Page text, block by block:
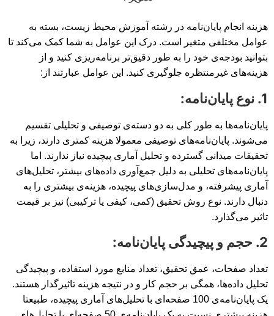
هزینه انجام پایان‌نامه در رشته آموزش محیط زیست، بسته به
عوامل مختلفی متغیر است. درک این عوامل به شما کمک می‌کند تا
بتوانید بودجه‌ی خود را به طور دقیق‌تر برنامه‌ریزی کنید و از
هزینه‌های غیرمنتظره جلوگیری کنید. این عوامل عبارتند از:
1. نوع پایان‌نامه:
پایان‌نامه‌ها به طور کلی به دو دسته‌ی توصیفی و تحلیلی تقسیم
می‌شوند. پایان‌نامه‌های توصیفی معمولا هزینه کمتری دارند، زیرا به
تحقیقات میدانی گسترده و تحلیل آماری پیچیده نیاز ندارند. اما
پایان‌نامه‌های تحلیلی به دلیل جمع‌آوری داده‌های بیشتر، تحلیل‌های
آماری پیشرفته، و مدل‌سازی‌های پیچیده، هزینه‌ی بیشتری را به
دنبال دارند. نوع روش تحقیق (کمی، کیفی یا ترکیبی) نیز بر قیمت
تاثیر می‌گذارد.
2. حجم و پیچیدگی پایان‌نامه:
تعداد صفحات، عمق تحقیق، تعداد منابع مورد استفاده، و پیچیدگی
تحلیل داده‌ها، همگی بر حجم کار و در نتیجه هزینه تاثیرگذار هستند.
یک پایان‌نامه‌ی 100 صفحه‌ای با تحلیل‌های آماری پیچیده، طبیعتا